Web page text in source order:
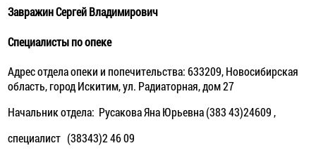
Завражин Сергей Владимирович
Специалисты по опеке
Адрес отдела опеки и попечительства: 633209, Новосибирская
область, город Искитим, ул. Радиаторная, дом 27
Начальник отдела: Русакова Яна Юрьевна (383 43)24609 ,
специалист (38343)2 46 09